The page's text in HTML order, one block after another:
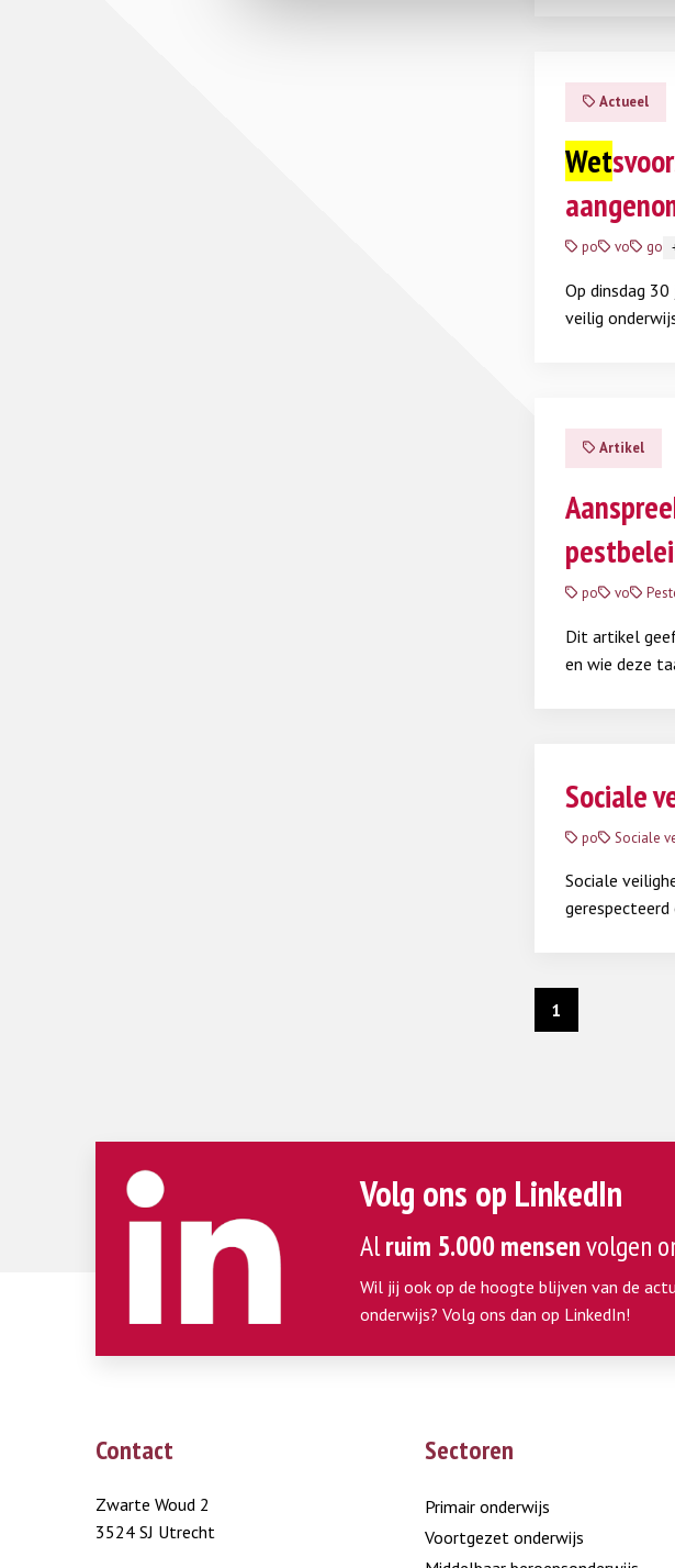
Actueel
Wet
po vo go
Op dinsdag
veilig
Artikel
po vo
Dit artikel
en wie deze
Sociale
po Sociale
Sociale
geaccepteerd
1
Volg ons op LinkedIn
Alruim 5.000 mensenvolgen
Wil jij ook op de hoogte blijven van de
onderwijs? Volg ons dan op LinkedIn!
Contact
Zwarte Woud 2
3524 SJ Utrecht
Sectoren
Primair onderwijs
Voortgezet onderwijs